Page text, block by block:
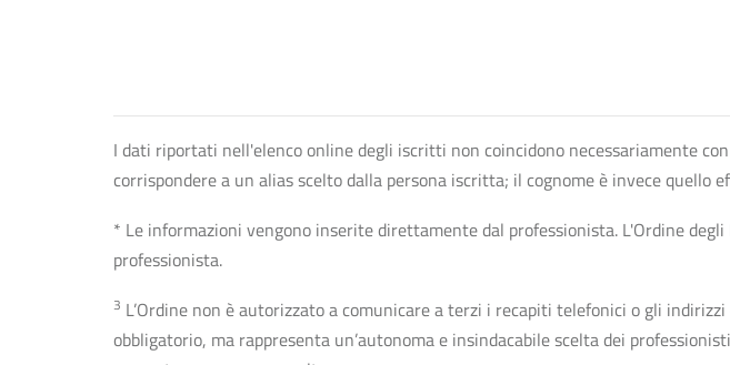
I dati riportati nell'elenco online degli iscritti non coincidono necessariamente
corrispondere a un alias scelto dalla persona iscritta; il cognome è invece quello
* Le informazioni vengono inserite direttamente dal professionista. L'Ordine
professionista.
3 L’Ordine non è autorizzato a comunicare a terzi i recapiti telefonici o gli
obbligatorio, ma rappresenta un’autonoma e insindacabile scelta dei